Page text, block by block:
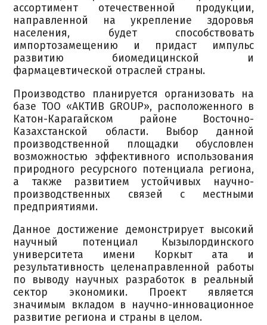
ассортимент отечественной продукции,
направленной на укрепление здоровья
населения, будет способствовать
импортозамещению и придаст импульс
развитию биомедицинской и
фармацевтической отраслей страны.
Производство планируется организовать на
базе ТОО «АКТИВ GROUP», расположенного в
Катон-Карагайском районе Восточно-
Казахстанской области. Выбор данной
производственной площадки обусловлен
возможностью эффективного использования
природного ресурсного потенциала региона,
а также развитием устойчивых научно-
производственных связей с местными
предприятиями.
Данное достижение демонстрирует высокий
научный потенциал Кызылординского
университета имени Коркыт ата и
результативность целенаправленной работы
по выводу научных разработок в реальный
сектор экономики. Проект является
значимым вкладом в научно-инновационное
развитие региона и страны в целом.